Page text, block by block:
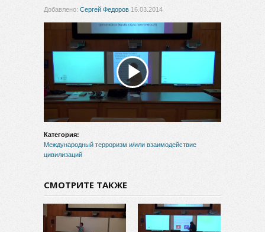
Добавлено: Сергей Федоров 16.03.2014
Воспроизвести
видео
Категория:
Международный терроризм и/или взаимодействие
цивилизаций
СМОТРИТЕ ТАКЖЕ